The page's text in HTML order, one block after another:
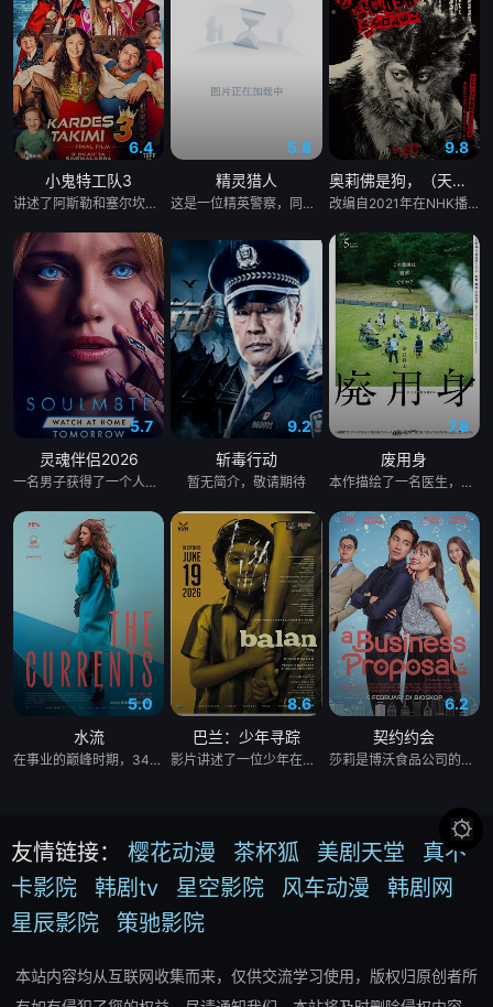
6.4
小鬼特工队3
讲述了阿斯勒和塞尔坎在休产假期间接到紧急电话，被迫穿越时空，带着孩子们踏上迄今为止最具挑战性的任务。
5.8
精灵猎人
这是一位精英警察，同时也是精灵猎手。在调查一系列血腥谋杀案的过程中，他面临着来自超自然界的威胁。为了维护两个世界的平衡，他必须与精灵之王展开一场激烈的战斗。
9.8
奥莉佛是狗，（天哪！！）这家伙电影版
改编自2021年在NHK播出的同名剧集，只有狭间县警鉴识科警犬组的训犬员青叶一平（池松壮亮 饰）能够看到自己的警犬搭档奥莉佛（小田切让 饰）是一个沉溺于烟酒和女色的中年大叔，穿着狗狗布偶装（在其他人眼里，他是一只普通的狗）。
5.7
灵魂伴侣2026
一名男子获得了一个人工智能机器人，以应对刚刚去世的妻子的去世。 为了创造一个真正有知觉的伴侣，他无意中把一个无害的爱情机器人变成了一个致命的灵魂伴侣。
9.2
斩毒行动
暂无简介，敬请期待
7.8
废用身
本作描绘了一名医生，因一种围绕“废用身”——因瘫痪等原因已无恢复可能的四肢——的治疗方法，而一步步踏入在追求理想的理性与疯狂之间摇摆的危险领域。在某座城镇的日间照护中心里，一种突破性的疗法在老年人之间悄然流传：对患者进行废用身切除后，不仅“身体和心情都变轻松了”，甚至“原本严厉的性格也变得温和”，出现了看似积极的副作用。听闻此事的编辑矢仓察觉到其可能为老年医疗带来革命性变革，遂向开发该疗法的院长漆原提出出书邀约。然而，关于该照护中心的内部举报被泄露至周刊杂志，加之患者家中发生的一起事件，事态骤然逆转，真相逐渐陷入黑暗。 本片改编自久坂部羊的同名原著小说。
5.0
水流
在事业的巅峰时期，34岁的阿根廷造型师丽娜在瑞士的一场颁奖典礼后，被一种突如其来的冲动驱使。回到布宜诺斯艾利斯后，她什么也没说，但她内心深处似乎发生了某种变化——这种变化是安静且无形的，它悄然地解开了她以为自己早已抛在脑后的过去。
8.6
巴兰：少年寻踪
影片讲述了一位少年在动荡的童年中长大，母亲又突然失踪后，他踏上了寻母之旅。这不仅是对母亲下落的追寻，更是他探寻身世真相、寻求内心释怀的过程。
6.2
契约约会
莎莉是博沃食品公司的食品分析师，如今陷入财务困境，她答应为挚友雅斯敏牵线搭桥，为她安排相亲。原来，雅斯敏的约会对象是乌塔玛，博沃食品公司的继承人，名声赫赫。乌塔玛本人也是在祖父博沃的坚持下才答应了相亲。乌塔玛要求莎莉继续这场相亲闹剧，以克服艾扬·博沃坚持要撮合的麻烦。现在，莎莉必须设法解决家庭经济问题，隐瞒自己博沃食品公司员工的身份，并成为乌塔玛的约会对象。
友情链接： 樱花动漫 茶杯狐 美剧天堂
真不
卡影院
韩剧tv 星空影院 风车动漫
韩剧网
星辰影院
策驰影院
本站内容均从互联网收集而来，仅供交流学习使用，版权归原创者所
